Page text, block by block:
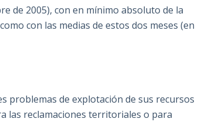
de 2005), con en mínimo absoluto de la
con las medias de estos dos meses (en
problemas de explotación de sus recursos
las reclamaciones territoriales o para